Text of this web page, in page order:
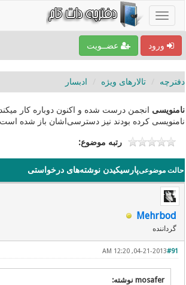
ورود عضــویت
دفترچه تالارهای ویژه ادبسار
نامنویسی انجمن درست شده و اکنون دوباره کار
نامنویسی کرده بودند نیز دسترسی‌اشان باز شده
رتبه موضوع:
حالت موضوعیپارسیکیدن نوشته‌های درخواستی
Mehrbod
گرداننده
#91
04-21-2013, 12:20 AM
mosafer نوشته: